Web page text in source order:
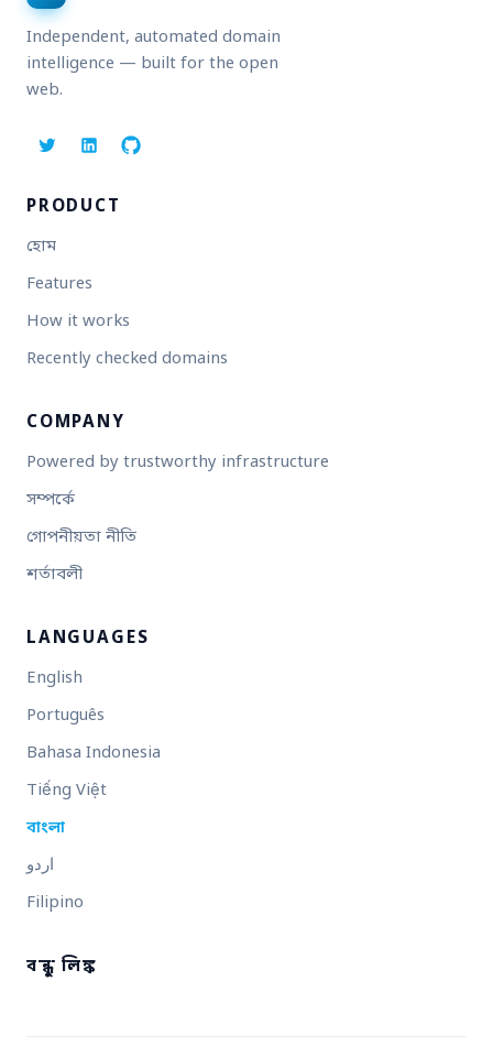
Independent, automated domain
intelligence — built for the open
web.
PRODUCT
হোম
Features
How it works
Recently checked domains
COMPANY
Powered by trustworthy infrastructure
সম্পর্কে
গোপনীয়তা নীতি
শর্তাবলী
LANGUAGES
English
Português
Bahasa Indonesia
Tiếng Việt
বাংলা
اردو
Filipino
বন্ধু লিঙ্ক